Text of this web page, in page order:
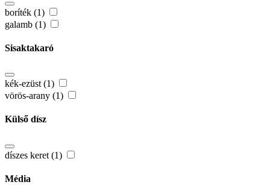
boríték (1)
galamb (1)
Sisaktakaró
kék-ezüst (1)
vörös-arany (1)
Külső dísz
díszes keret (1)
Média